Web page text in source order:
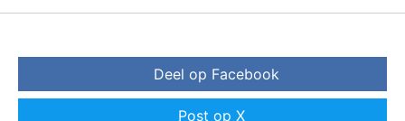
Deel op Facebook
Post op X